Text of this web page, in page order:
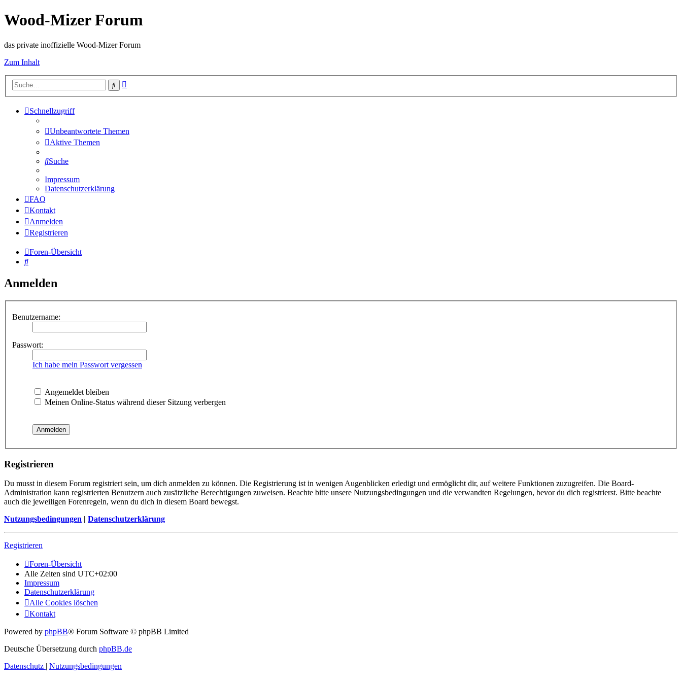
Wood-Mizer Forum
das private inoffizielle Wood-Mizer Forum
Zum Inhalt
Suche
Schnellzugriff
Unbeantwortete Themen
Aktive Themen
Suche
Impressum
Datenschutzerklärung
FAQ
Kontakt
Anmelden
Registrieren
Foren-Übersicht
Suche
Anmelden
Benutzername:
Passwort:
Ich habe mein Passwort vergessen
Angemeldet bleiben
Meinen Online-Status während dieser Sitzung verbergen
Registrieren
Du musst in diesem Forum registriert sein, um dich anmelden zu können. Die Registrierung ist in wenigen Augenblicken erledigt und ermöglicht dir, auf weitere Funktionen zuzugreifen. Die Board-
Administration kann registrierten Benutzern auch zusätzliche Berechtigungen zuweisen. Beachte bitte unsere Nutzungsbedingungen und die verwandten Regelungen, bevor du dich registrierst. Bitte beachte
auch die jeweiligen Forenregeln, wenn du dich in diesem Board bewegst.
Nutzungsbedingungen | Datenschutzerklärung
Registrieren
Foren-Übersicht
Alle Zeiten sind UTC+02:00
Impressum
Datenschutzerklärung
Alle Cookies löschen
Kontakt
Powered by phpBB® Forum Software © phpBB Limited
Deutsche Übersetzung durch phpBB.de
Datenschutz | Nutzungsbedingungen